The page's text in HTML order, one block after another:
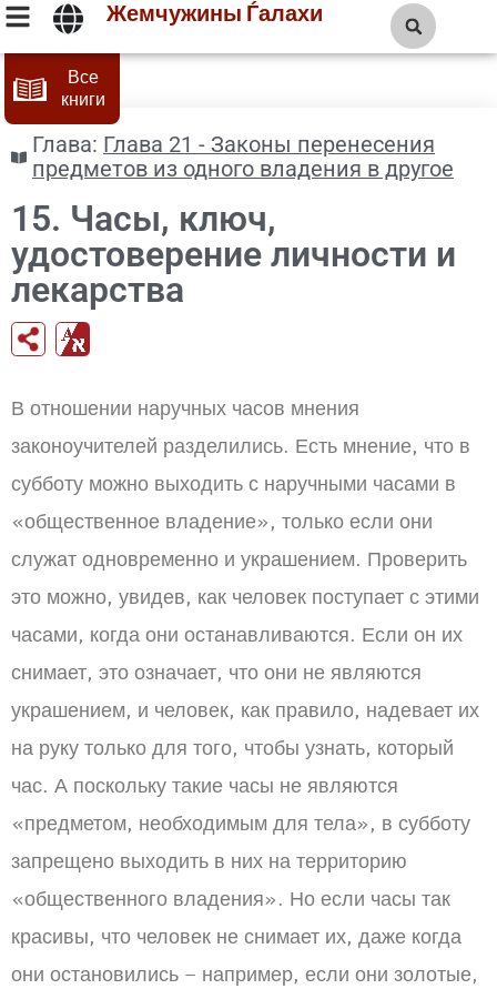
Жемчужины Ѓалахи
Все
книги
Глава: Глава 21 - Законы перенесения
предметов из одного владения в другое
15. Часы, ключ,
удостоверение личности и
лекарства
В отношении наручных часов мнения
законоучителей разделились. Есть мнение, что в
субботу можно выходить с наручными часами в
«общественное владение», только если они
служат одновременно и украшением. Проверить
это можно, увидев, как человек поступает с этими
часами, когда они останавливаются. Если он их
снимает, это означает, что они не являются
украшением, и человек, как правило, надевает их
на руку только для того, чтобы узнать, который
час. А поскольку такие часы не являются
«предметом, необходимым для тела», в субботу
запрещено выходить в них на территорию
«общественного владения». Но если часы так
красивы, что человек не снимает их, даже когда
они остановились – например, если они золотые,